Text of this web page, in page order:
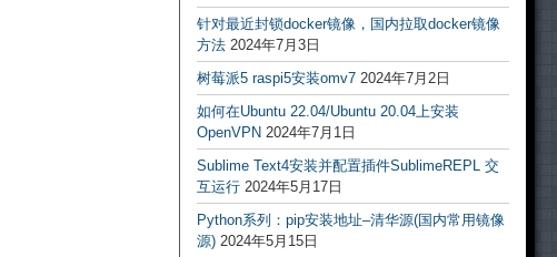
针对最近封锁docker镜像，国内拉取docker镜像
方法 2024年7月3日
树莓派5 raspi5安装omv7 2024年7月2日
如何在Ubuntu 22.04/Ubuntu 20.04上安装
OpenVPN 2024年7月1日
Sublime Text4安装并配置插件SublimeREPL 交
互运行 2024年5月17日
Python系列：pip安装地址–清华源(国内常用镜像
源) 2024年5月15日